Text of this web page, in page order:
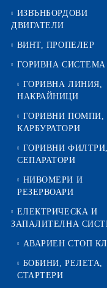
ИЗВЪНБОРДОВИ
ДВИГАТЕЛИ
ВИНТ, ПРОПЕЛЕР
ГОРИВНА СИСТЕМА
ГОРИВНА ЛИНИЯ,
НАКРАЙНИЦИ
ГОРИВНИ ПОМПИ,
КАРБУРАТОРИ
ГОРИВНИ ФИЛТРИ,
СЕПАРАТОРИ
НИВОМЕРИ И
РЕЗЕРВОАРИ
ЕЛЕКТРИЧЕСКА И
ЗАПАЛИТЕЛНА
АВАРИЕН СТОП
БОБИНИ, РЕЛЕТА,
СТАРТЕРИ